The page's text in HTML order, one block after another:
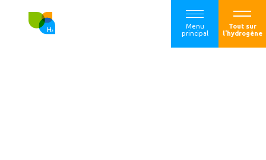
Menu
principal
Tout sur
l'hydrogène